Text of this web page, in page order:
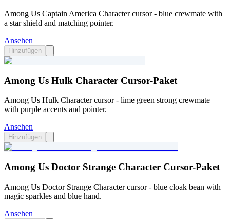
Among Us Captain America Character cursor - blue crewmate with
a star shield and matching pointer.
Ansehen
Hinzufügen
Among Us Hulk Character Cursor-Paket
Among Us Hulk Character cursor - lime green strong crewmate
with purple accents and pointer.
Ansehen
Hinzufügen
Among Us Doctor Strange Character Cursor-Paket
Among Us Doctor Strange Character cursor - blue cloak bean with
magic sparkles and blue hand.
Ansehen